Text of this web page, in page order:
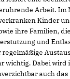
Arbeit. Im
Kinder
ihre Familien,
und
regelmäßige
wichtig. Dabei wird
auch das